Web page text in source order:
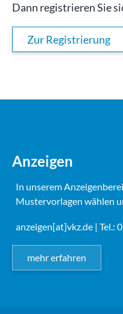
Dann registrieren Sie
Zur Registrierung
Anzeigen
In unserem
Mustervorlagen wählen
anzeigen[at]vkz.de | Tel.:
mehr erfahren